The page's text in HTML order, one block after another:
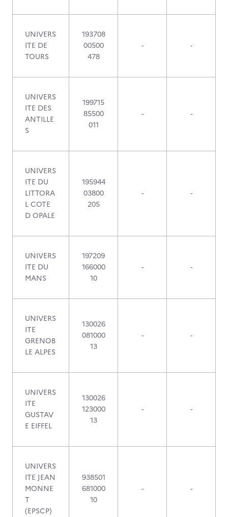
UNIVERS
ITE DE
TOURS
193708
00500
478
- -
UNIVERS
ITE DES
ANTILLE
S
199715
85500
011
- -
UNIVERS
ITE DU
LITTORA
L COTE
D OPALE
195944
03800
205
- -
UNIVERS
ITE DU
MANS
197209
166000
10
- -
UNIVERS
ITE
GRENOB
LE ALPES
130026
081000
13
- -
UNIVERS
ITE
GUSTAV
E EIFFEL
130026
123000
13
- -
UNIVERS
ITE JEAN
MONNE
T
(EPSCP)
938501
681000
10
- -